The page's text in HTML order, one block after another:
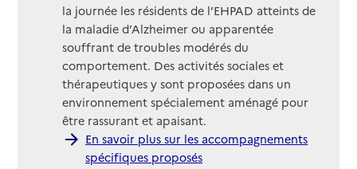
la journée les résidents de l’EHPAD atteints de
la maladie d’Alzheimer ou apparentée
souffrant de troubles modérés du
comportement. Des activités sociales et
thérapeutiques y sont proposées dans un
environnement spécialement aménagé pour
être rassurant et apaisant.
En savoir plus sur les accompagnements
spécifiques proposés